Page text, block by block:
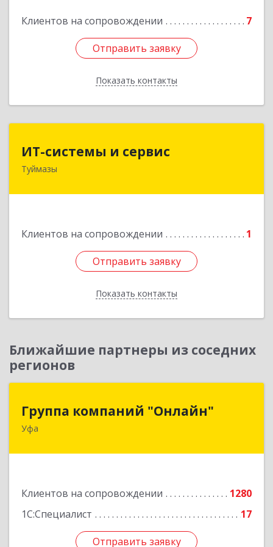
Клиентов на сопровождении 7
Отправить заявку
Показать контакты
Отправить заявку
Назад
ИТ-системы и сервис
Туймазы
Клиентов на сопровождении 1
Отправить заявку
Показать контакты
Подробнее
Отправить заявку
Назад
Ближайшие партнеры из соседних
регионов
Группа компаний "Онлайн"
Уфа
Клиентов на сопровождении
1280
1С:Специалист
17
Отправить заявку
Группа компаний "Онлайн"
450006, Башкортостан Респ, г.о. город Уфа, Уфа
Отправить заявку